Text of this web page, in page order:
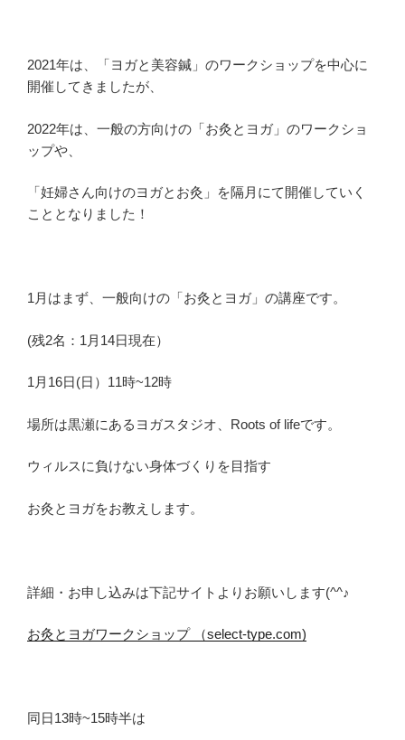
2021年は、「ヨガと美容鍼」のワークショップを中心に
開催してきましたが、
2022年は、一般の方向けの「お灸とヨガ」のワークショ
ップや、
「妊婦さん向けのヨガとお灸」を隔月にて開催していく
こととなりました！
1月はまず、一般向けの「お灸とヨガ」の講座です。
(残2名：1月14日現在）
1月16日(日）11時~12時
場所は黒瀬にあるヨガスタジオ、Roots of lifeです。
ウィルスに負けない身体づくりを目指す
お灸とヨガをお教えします。
詳細・お申し込みは下記サイトよりお願いします(^^♪
お灸とヨガワークショップ （select-type.com)
同日13時~15時半は